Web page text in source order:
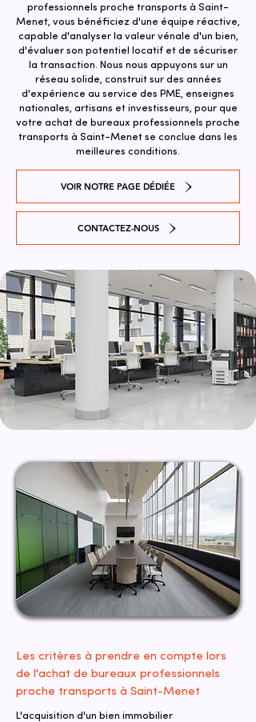
professionnels proche transports à Saint-
Menet, vous bénéficiez d'une équipe réactive,
capable d'analyser la valeur vénale d'un bien,
d'évaluer son potentiel locatif et de sécuriser
la transaction. ​Nous nous appuyons sur un
réseau solide, construit sur des années
d'expérience au service des PME, enseignes
nationales, artisans et investisseurs, pour que
votre achat de bureaux professionnels proche
transports à Saint-Menet se conclue dans les
meilleures conditions.
VOIR NOTRE PAGE DÉDIÉE
CONTACTEZ-NOUS
Les critères à prendre en compte lors
de l'achat de bureaux professionnels
proche transports à Saint-Menet
L'acquisition d'un bien immobilier